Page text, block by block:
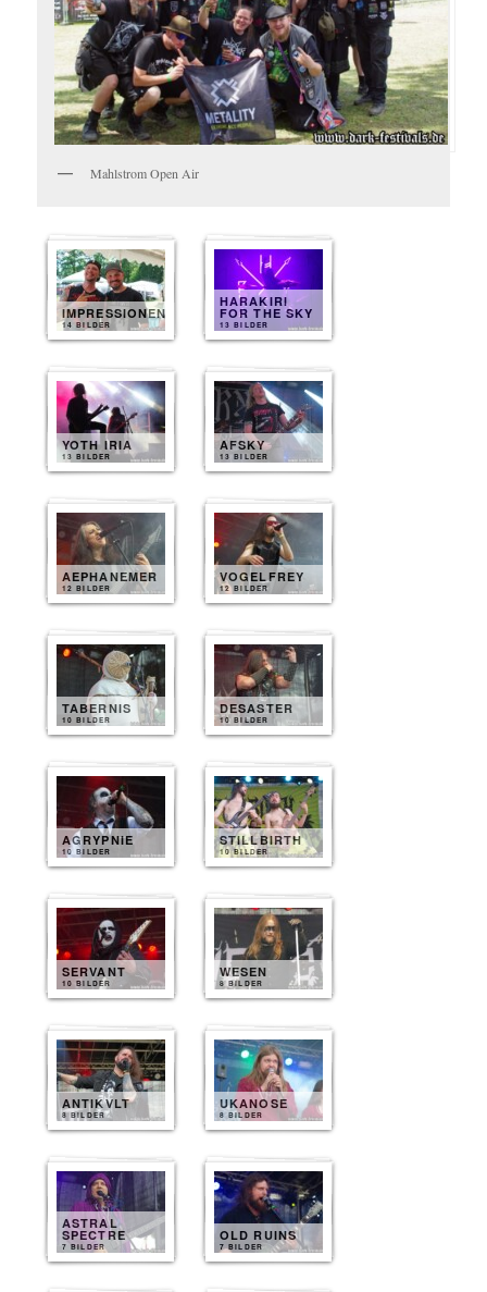
Mahlstrom Open Air
IMPRESSIONEN
14 BILDER
HARAKIRI
FOR THE SKY
13 BILDER
YOTH IRIA
13 BILDER
AFSKY
13 BILDER
AEPHANEMER
12 BILDER
VOGELFREY
12 BILDER
TABERNIS
10 BILDER
DESASTER
10 BILDER
AGRYPNIE
10 BILDER
STILLBIRTH
10 BILDER
SERVANT
10 BILDER
WESEN
8 BILDER
ANTIKVLT
8 BILDER
UKANOSE
8 BILDER
ASTRAL
SPECTRE
7 BILDER
OLD RUINS
7 BILDER